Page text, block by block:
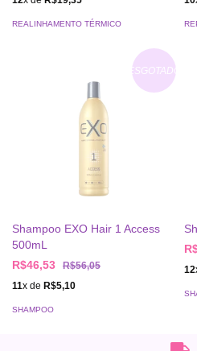
REALINHAMENTO TÉRMICO
ESGOTADO
Shampoo EXO Hair 1 Access
500mL
R$46,53
R$56,05
11x de R$5,10
SHAMPOO
12